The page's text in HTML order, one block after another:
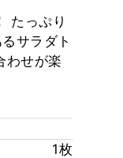
たっぷり
サラダト
わせが楽
1枚